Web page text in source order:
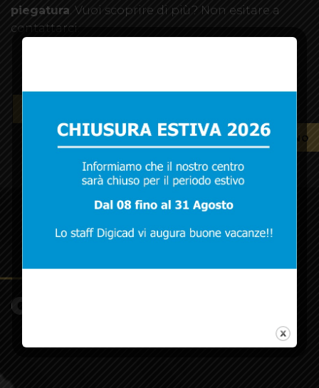
piegatura . Vuoi scoprire di più? Non esitare a
contattarci.
VISUALIZZA LISTINO
dicono di noi